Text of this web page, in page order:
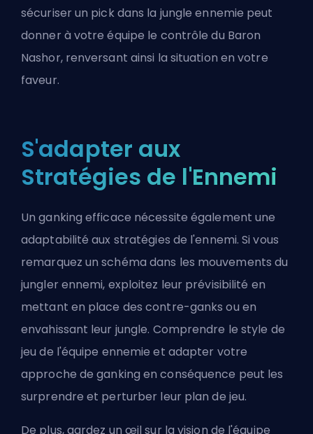
sécuriser un pick dans la jungle ennemie peut
donner à votre équipe le contrôle du Baron
Nashor, renversant ainsi la situation en votre
faveur.
S'adapter aux
Stratégies de l'Ennemi
Un ganking efficace nécessite également une
adaptabilité aux stratégies de l'ennemi. Si vous
remarquez un schéma dans les mouvements du
jungler ennemi, exploitez leur prévisibilité en
mettant en place des contre-ganks ou en
envahissant leur jungle. Comprendre le style de
jeu de l'équipe ennemie et adapter votre
approche de ganking en conséquence peut les
surprendre et perturber leur plan de jeu.
De plus, gardez un œil sur la vision de l'équipe